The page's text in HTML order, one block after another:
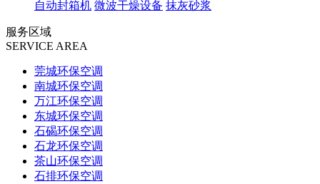
自动封箱机 微波干燥设备 抹灰砂浆
服务区域
SERVICE AREA
莞城环保空调
南城环保空调
万江环保空调
东城环保空调
石碣环保空调
石龙环保空调
茶山环保空调
石排环保空调